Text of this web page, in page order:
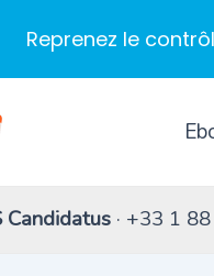
Candidatus · +33 1
Reprenez le